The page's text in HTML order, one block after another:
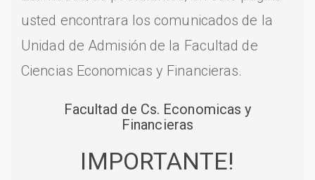
usted encontrara los comunicados de la
Unidad de Admisión de la Facultad de
Ciencias Economicas y Financieras.
Facultad de Cs. Economicas y
Financieras
IMPORTANTE!